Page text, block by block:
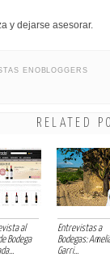
y dejarse asesorar.
ENOBLOGGERS
RELATED
al
Bodega
Entrevistas a
Bodegas:
Garri...